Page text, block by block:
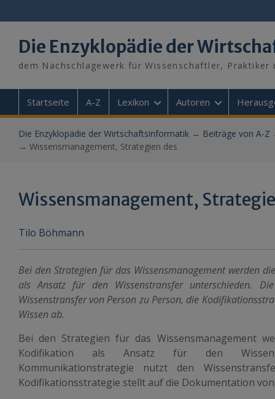
to
Die Enzyklopädie der
dem Nachschlagewerk für Wissenschaftler, Praktiker
Startseite A-Z Lexikon Autoren
Die Enzyklopädie der Wirtschaftsinformatik→ Beiträge von A-Z
→ Wissensmanagement, Strategien des
Wissensmanagement,
Tilo Böhmann
Bei den Strategien für das Wissensmanagement werden
als Ansatz für den Wissenstransfer unterschieden.
Wissenstransfer von Person zu Person, die
Wissen ab.
Bei den Strategien für das Wissensmanagement
Kodifikation als Ansatz für den
Kommunikationstrategie nutzt den
Kodifikationsstrategie stellt auf die Dokumentation von